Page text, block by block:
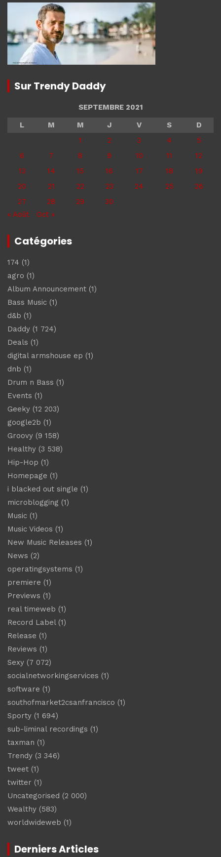
Sur Trendy Daddy
SEPTEMBRE 2021
L
M M J V S
D
1
2 3 4
5
6
7 8 9 10 11
12
13
14 15 16 17 18
19
20
21 22 23 24 25
26
27
28 29
30
« Août
Oct »
Catégories
174 (1)
agro (1)
Album Announcement (1)
Bass Music (1)
d&b (1)
Daddy (1 724)
Deals (1)
digital armshouse ep (1)
dnb (1)
Drum n Bass (1)
Events (1)
Geeky (12 203)
google2b (1)
Groovy (9 158)
Healthy (3 538)
Hip-Hop (1)
Homepage (1)
i blacked out single (1)
microblogging (1)
Music (1)
Music Videos (1)
New Music Releases (1)
News (2)
operatingsystems (1)
premiere (1)
Previews (1)
real timeweb (1)
Record Label(1)
Release (1)
Reviews (1)
Sexy (7 072)
socialnetworkingservices (1)
software (1)
southofmarket2csanfrancisco (1)
Sporty (1 694)
sub-liminal recordings (1)
taxman (1)
Trendy (3 346)
tweet (1)
twitter (1)
Uncategorised (2 000)
Wealthy (583)
worldwideweb (1)
Derniers Articles